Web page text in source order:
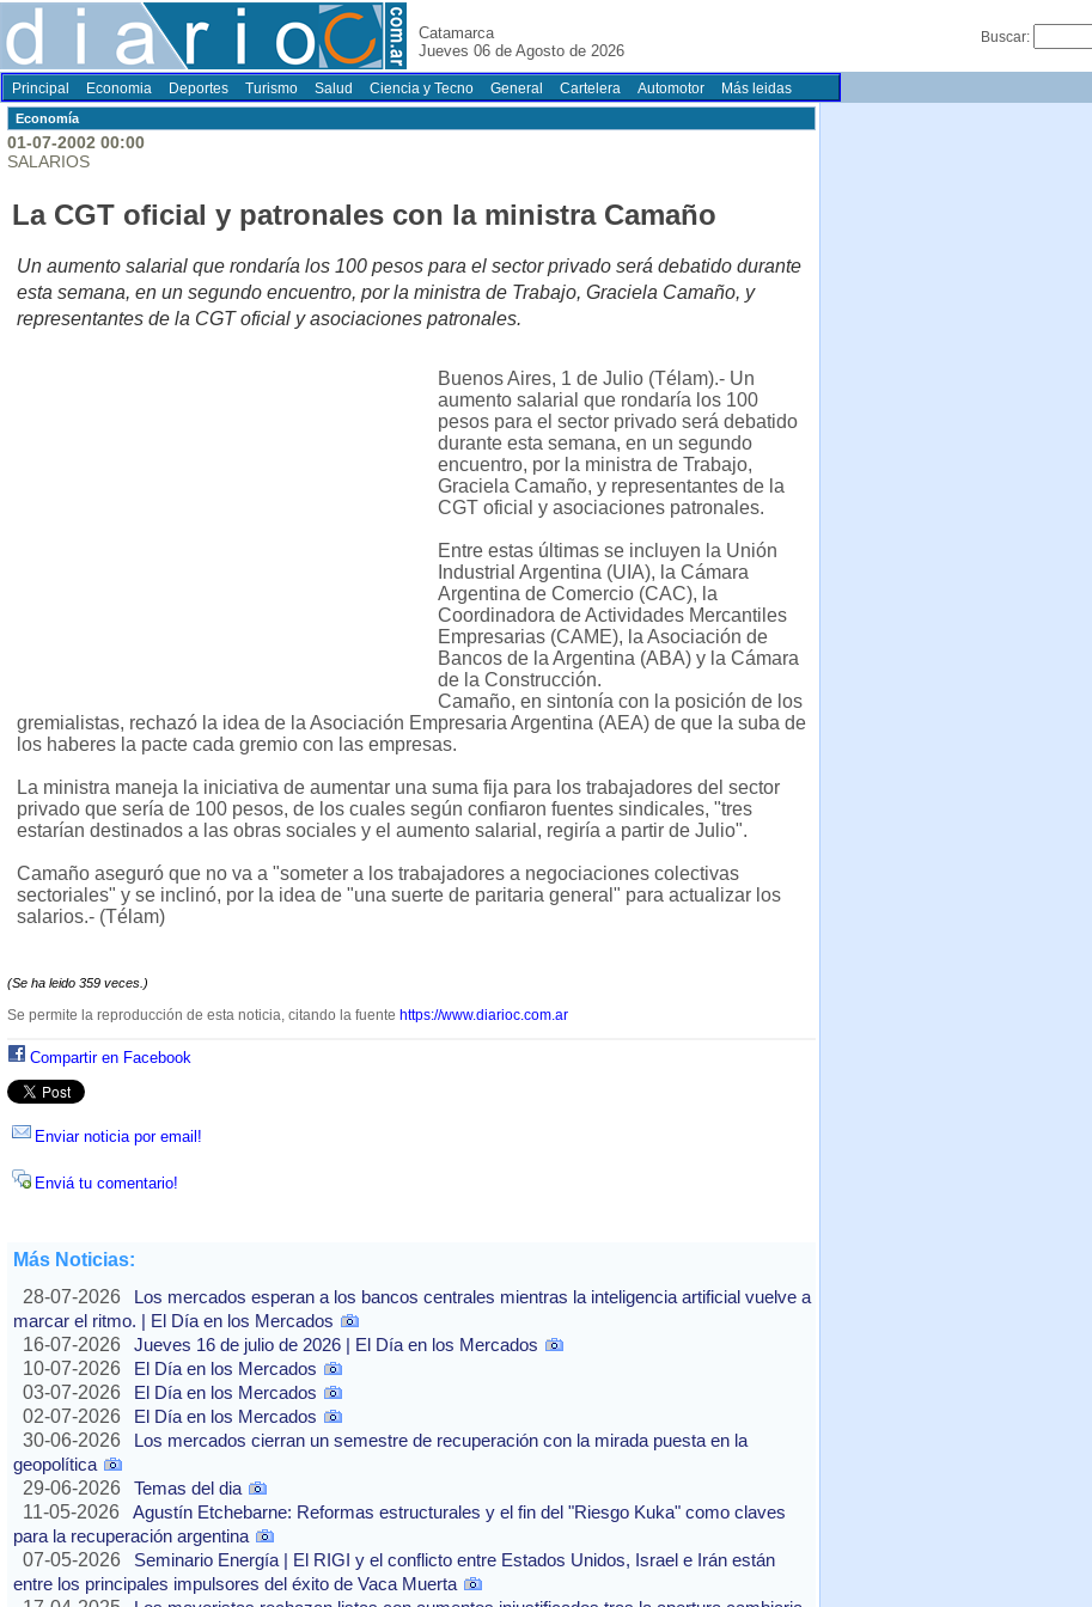
Catamarca
Jueves 06 de Agosto de 2026
Buscar:
Principal Economia Deportes Turismo Salud Ciencia y Tecno General Cartelera Automotor Más leidas
Economí­a
01-07-2002 00:00
SALARIOS
La CGT oficial y patronales con la ministra Camaño
Un aumento salarial que rondaría los 100 pesos para el sector privado será debatido durante
esta semana, en un segundo encuentro, por la ministra de Trabajo, Graciela Camaño, y
representantes de la CGT oficial y asociaciones patronales.
Buenos Aires, 1 de Julio (Télam).- Un
aumento salarial que rondaría los 100
pesos para el sector privado será debatido
durante esta semana, en un segundo
encuentro, por la ministra de Trabajo,
Graciela Camaño, y representantes de la
CGT oficial y asociaciones patronales.
Entre estas últimas se incluyen la Unión
Industrial Argentina (UIA), la Cámara
Argentina de Comercio (CAC), la
Coordinadora de Actividades Mercantiles
Empresarias (CAME), la Asociación de
Bancos de la Argentina (ABA) y la Cámara
de la Construcción.
Camaño, en sintonía con la posición de los
gremialistas, rechazó la idea de la Asociación Empresaria Argentina (AEA) de que la suba de
los haberes la pacte cada gremio con las empresas.
La ministra maneja la iniciativa de aumentar una suma fija para los trabajadores del sector
privado que sería de 100 pesos, de los cuales según confiaron fuentes sindicales, "tres
estarían destinados a las obras sociales y el aumento salarial, regiría a partir de Julio".
Camaño aseguró que no va a "someter a los trabajadores a negociaciones colectivas
sectoriales" y se inclinó, por la idea de "una suerte de paritaria general" para actualizar los
salarios.- (Télam)
(Se ha leido 359 veces.)
Se permite la reproducción de esta noticia, citando la fuente https://www.diarioc.com.ar
Compartir en Facebook
Enviar noticia por email!
Enviá tu comentario!
Más Noticias:
28-07-2026
Los mercados esperan a los bancos centrales mientras la inteligencia artificial vuelve a
marcar el ritmo. | El Día en los Mercados
16-07-2026
Jueves 16 de julio de 2026 | El Día en los Mercados
10-07-2026
El Día en los Mercados
03-07-2026
El Día en los Mercados
02-07-2026
El Día en los Mercados
30-06-2026
Los mercados cierran un semestre de recuperación con la mirada puesta en la
geopolítica
29-06-2026
Temas del dia
11-05-2026
Agustín Etchebarne: Reformas estructurales y el fin del "Riesgo Kuka" como claves
para la recuperación argentina
07-05-2026
Seminario Energía | El RIGI y el conflicto entre Estados Unidos, Israel e Irán están
entre los principales impulsores del éxito de Vaca Muerta